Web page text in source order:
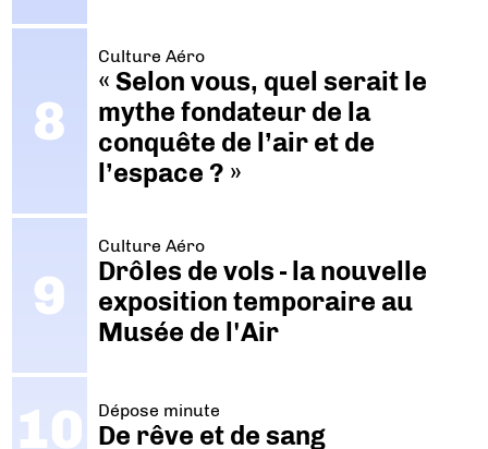
Culture Aéro
« Selon vous, quel serait le
mythe fondateur de la
conquête de l’air et de
l’espace ? »
Culture Aéro
Drôles de vols - la nouvelle
exposition temporaire au
Musée de l'Air
Dépose minute
De rêve et de sang